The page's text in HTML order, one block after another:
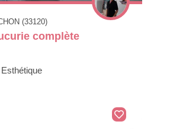
(33120)
complète